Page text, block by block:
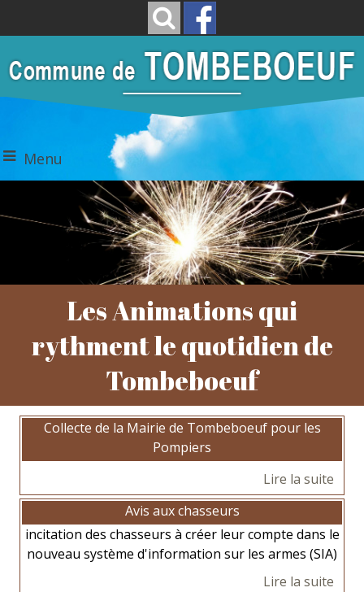
Menu
Les Animations qui
rythment le quotidien de
Tombeboeuf
Collecte de la Mairie de Tombeboeuf pour les
Pompiers
Avis aux chasseurs
incitation des chasseurs à créer leur compte dans le
nouveau système d'information sur les armes (SIA)